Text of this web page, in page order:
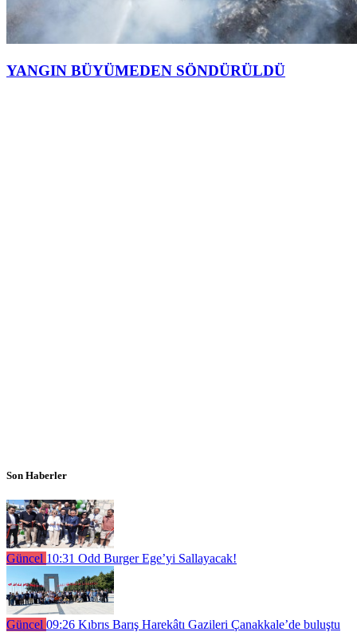
YANGIN BÜYÜMEDEN SÖNDÜRÜLDÜ
Son Haberler
Güncel 10:31 Odd Burger Ege’yi Sallayacak!
Güncel 09:26 Kıbrıs Barış Harekâtı Gazileri Çanakkale’de buluştu